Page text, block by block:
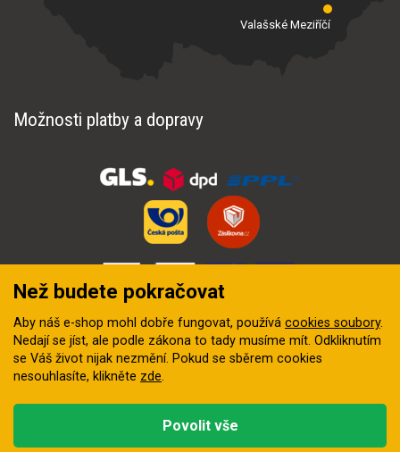
Valašské Meziříčí
Možnosti platby a dopravy
digitální agentura FEO
Než budete pokračovat
Aby náš e-shop mohl dobře fungovat, používá cookies soubory.
Nedají se jíst, ale podle zákona to tady musíme mít. Odkliknutím
se Váš život nijak nezmění. Pokud se sběrem cookies
nesouhlasíte, klikněte zde.
Povolit vše